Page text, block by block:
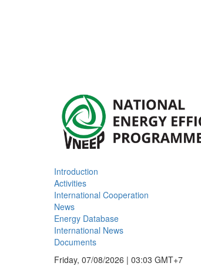
Introduction
Activities
International Cooperation
News
Energy Database
International News
Documents
Friday, 07/08/2026 | 03:03 GMT+7